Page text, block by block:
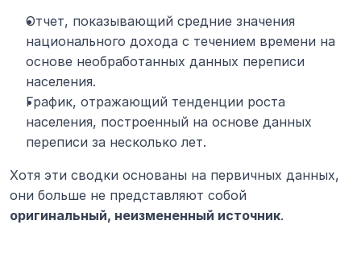
Отчет, показывающий средние значения
национального дохода с течением времени на
основе необработанных данных переписи
населения.
График, отражающий тенденции роста
населения, построенный на основе данных
переписи за несколько лет.
Хотя эти сводки основаны на первичных данных,
оригинальный, неизмененный источник.